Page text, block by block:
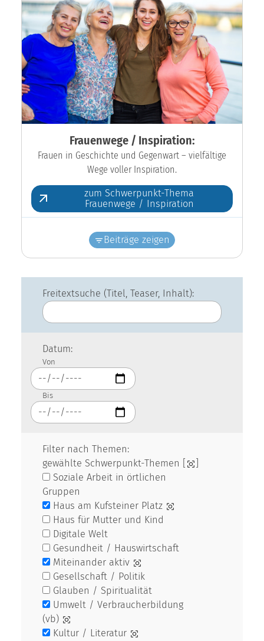
Frauenwege / Inspiration:
Frauen in Geschichte und Gegenwart – vielfältige
Wege voller Inspiration.
zum Schwerpunkt-Thema
Frauenwege / Inspiration
Beiträge zeigen
Freitextsuche (Titel, Teaser, Inhalt):
Datum:
Von
Bis
Filter nach Themen:
gewählte Schwerpunkt-Themen [
Soziale Arbeit in örtlichen
Gruppen
Haus am Kufsteiner Platz
Haus für Mutter und Kind
Digitale Welt
Gesundheit / Hauswirtschaft
Miteinander aktiv
Gesellschaft / Politik
Glauben / Spiritualität
Umwelt / Verbraucherbildung
(vb)
Kultur / Literatur